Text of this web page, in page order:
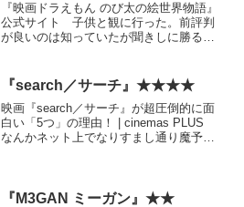
『映画ドラえもん のび太の絵世界物語』
公式サイト 子供と観に行った。前評判
が良いのは知っていたが聞きしに勝る良
と思う。 緩急の付け方、どうでもいい
ところの割り切り方も理...
『search／サーチ』★★★★
映画『search／サーチ』が超圧倒的に面
白い「5つ」の理由！ | cinemas PLUS
なんかネット上でなりすまし通り魔予告
で展...
『M3GAN ミーガン』★★